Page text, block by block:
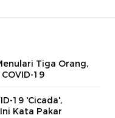
Tiga Orang,
19
19 'Cicada',
Kata Pakar